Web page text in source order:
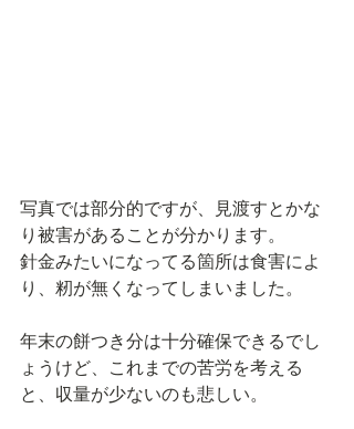
写真では部分的ですが、見渡すとかな
り被害があることが分かります。
針金みたいになってる箇所は食害によ
り、籾が無くなってしまいました。
年末の餅つき分は十分確保できるでし
ょうけど、これまでの苦労を考える
と、収量が少ないのも悲しい。